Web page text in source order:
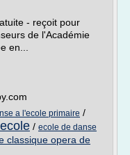
- reçoit pour
de l'Académie
en...
a l'ecole primaire /
/ ecole de danse
classique opera de